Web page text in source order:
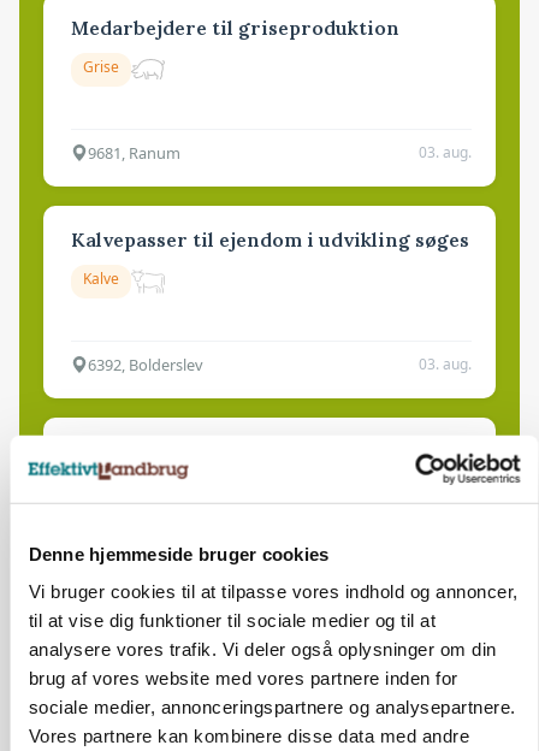
Denne hjemmeside bruger cookies
Vi bruger cookies til at tilpasse vores indhold og annoncer,
til at vise dig funktioner til sociale medier og til at
analysere vores trafik. Vi deler også oplysninger om din
brug af vores website med vores partnere inden for
sociale medier, annonceringspartnere og analysepartnere.
Vores partnere kan kombinere disse data med andre
Medarbejdere til griseproduktion
Grise
9681, Ranum 03. aug.
Kalvepasser til ejendom i udvikling søges
Kalve
6392, Bolderslev 03. aug.
HØST-TOUR